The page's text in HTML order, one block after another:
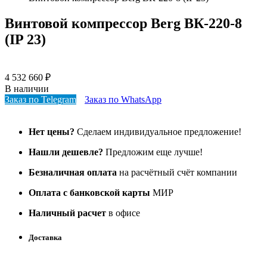
Винтовой компрессор Berg ВК-220-8
(IP 23)
4 532 660 ₽
В наличии
Заказ по Telegram
Заказ по WhatsApp
Нет цены? Сделаем индивидуальное предложение!
Нашли дешевле? Предложим еще лучше!
Безналичная оплата на расчётный счёт компании
Оплата с банковской карты МИР
Наличный расчет в офисе
Доставка